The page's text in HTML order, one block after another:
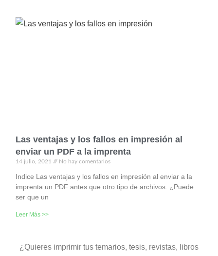
Las ventajas y los fallos en impresión al
enviar un PDF a la imprenta
14 julio, 2021 No hay comentarios
Indice Las ventajas y los fallos en impresión al enviar a la
imprenta un PDF antes que otro tipo de archivos. ¿Puede
ser que un
Leer Más >>
¿Quieres imprimir tus temarios, tesis, revistas, libros